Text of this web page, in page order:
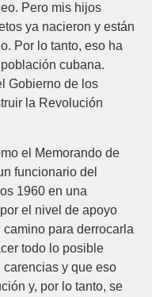
Pero mis hijos
ya nacieron y están
Por lo tanto, eso ha
cubana.
Gobierno de los
la Revolución
el Memorando de
funcionario del
1960 en una
el nivel de apoyo
para derrocarla
todo lo posible
y que eso
y, por lo tanto, se